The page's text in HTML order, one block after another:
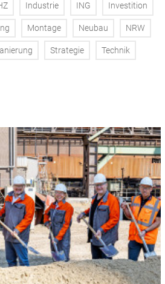
Industrie ING Investition
Montage Neubau NRW
Strategie Technik